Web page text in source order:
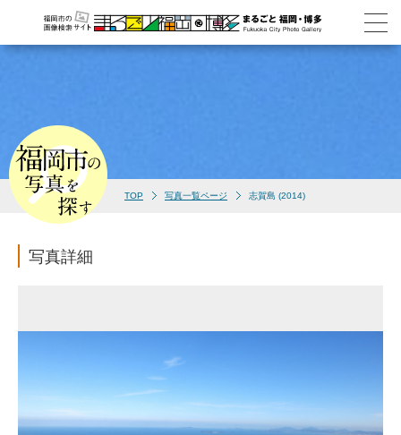
TOP 写真一覧ページ 志賀島 (2014)
写真詳細